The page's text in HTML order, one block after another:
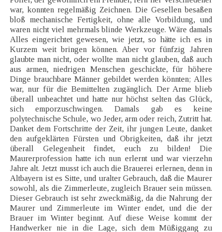
war, konnten regelmäßig Zeichnen. Die Gesellen besaßen
bloß mechanische Fertigkeit, ohne alle Vorbildung, und
waren nicht viel mehrmals blinde Werkzeuge. Wäre damals
Alles eingerichtet gewesen, wie jetzt, so hätte ich es in
Kurzem weit bringen können. Aber vor fünfzig Jahren
glaubte man nicht, oder wollte man nicht glauben, daß auch
aus armen, niedrigen Menschen geschickte, für höhere
Dinge brauchbare Männer gebildet werden könnten; Alles
war, nur für die Bemittelten zugänglich. Der Arme blieb
überall unbeachtet und hatte nur höchst selten das Glück,
sich emporzuschwingen. Damals gab es keine
polytechnische Schule, wo Jeder, arm oder reich, Zutritt hat.
Danket dem Fortschritte der Zeit, ihr jungen Leute, danket
den aufgeklärten Fürsten und Obrigkeiten, daß ihr jetzt
überall Gelegenheit findet, euch zu bilden! Die
Maurerprofession hatte ich nun erlernt und war vierzehn
Jahre alt. Jetzt musst ich auch die Brauerei erlernen, denn in
Altbayern ist es Sitte, und uralter Gebrauch, daß die Maurer
sowohl, als die Zimmerleute, zugleich Brauer sein müssen.
Dieser Gebrauch ist sehr zweckmäßig, da die Nahrung der
Maurer und Zimmerleute im Winter endet, und die der
Brauer im Winter beginnt. Auf diese Weise kommt der
Handwerker nie in die Lage, sich dem Müßiggang zu